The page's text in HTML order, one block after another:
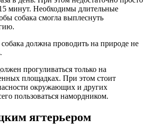
минут. Необходимы длительные
собака смогла выплеснуть
должна проводить на природе не
прогуливаться только на
площадках. При этом стоит
окружающих и других
пользоваться намордником.
ягтерьером